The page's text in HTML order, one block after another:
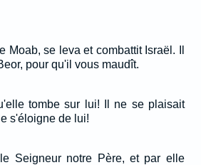
Moab, se leva et combattit Israël. Il
pour qu'il vous maudît.
tombe sur lui! Il ne se plaisait
s'éloigne de lui!
Seigneur notre Père, et par elle